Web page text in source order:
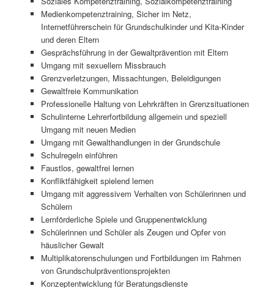
Medienkompetenztraining, Sicher im Netz,
Internetführerschein für Grundschulkinder und Kita-Kinder
und deren Eltern
Gesprächsführung in der Gewaltprävention mit Eltern
Umgang mit sexuellem Missbrauch
Grenzverletzungen, Missachtungen, Beleidigungen
Gewaltfreie Kommunikation
Professionelle Haltung von Lehrkräften in Grenzsituationen
Schulinterne Lehrerfortbildung allgemein und speziell
Umgang mit neuen Medien
Umgang mit Gewalthandlungen in der Grundschule
Schulregeln einführen
Faustlos, gewaltfrei lernen
Konfliktfähigkeit spielend lernen
Umgang mit aggressivem Verhalten von Schülerinnen und
Schülern
Lernförderliche Spiele und Gruppenentwicklung
Schülerinnen und Schüler als Zeugen und Opfer von
häuslicher Gewalt
Multiplikatorenschulungen und Fortbildungen im Rahmen
von Grundschulpräventionsprojekten
Konzeptentwicklung für Beratungsdienste